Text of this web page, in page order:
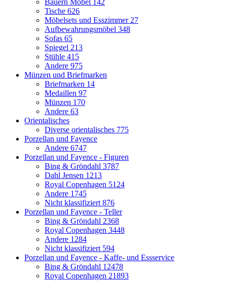
Tische 626
Möbelsets und Esszimmer 27
Aufbewahrungsmöbel 348
Sofas 65
Spiegel 213
Stühle 415
Andere 975
Münzen und Briefmarken
Briefmarken 14
Medaillen 97
Münzen 170
Andere 63
Orientalisches
Diverse orientalisches 775
Porzellan und Fayence
Andere 6747
Porzellan und Fayence - Figuren
Bing & Gröndahl 3787
Dahl Jensen 1213
Royal Copenhagen 5124
Andere 1745
Nicht klassifiziert 876
Porzellan und Fayence - Teller
Bing & Gröndahl 2368
Royal Copenhagen 3448
Andere 1284
Nicht klassifiziert 594
Porzellan und Fayence - Kaffe- und Essservice
Bing & Gröndahl 12478
Royal Copenhagen 21893